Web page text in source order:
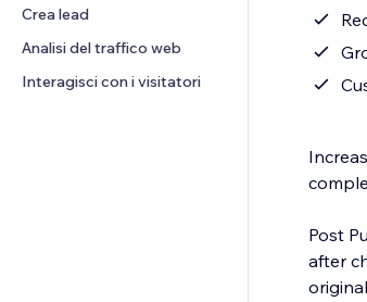
Grafici e tabelle
Crea lead
Analisi del traffico web
Interagisci con i visitatori
Post
after